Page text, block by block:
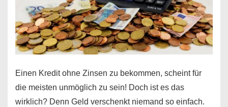
erfahren
Sie
es
Einen Kredit ohne Zinsen zu bekommen, scheint für
die meisten unmöglich zu sein! Doch ist es das
wirklich? Denn Geld verschenkt niemand so einfach.